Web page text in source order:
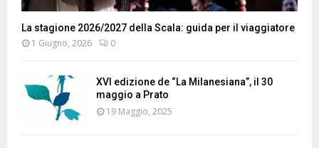
La stagione 2026/2027 della Scala: guida per il viaggiatore
1 Giugno, 2026 0
XVI edizione de “La Milanesiana”, il 30
maggio a Prato
19 Maggio, 2025